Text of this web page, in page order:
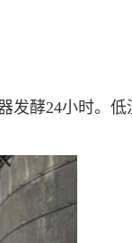
发酵24小时。